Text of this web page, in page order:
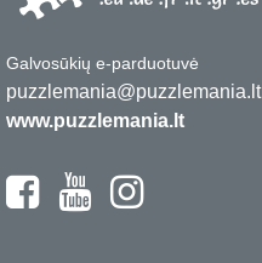
Galvosūkių e-parduotuvė
puzzlemania@puzzlemania.lt
www.puzzlemania.lt